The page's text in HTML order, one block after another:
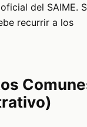
del SAIME.
recurrir a los